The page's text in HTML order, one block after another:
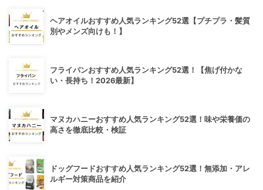
ヘアオイルおすすめ人気ランキング52選【プチプラ・髪質
別やメンズ向けも！】
フライパンおすすめ人気ランキング52選！【焦げ付かな
い・長持ち！2026最新】
マヌカハニーおすすめ人気ランキング52選！味や栄養価の
高さを徹底比較・検証
ドッグフードおすすめ人気ランキング52選！無添加・アレ
ルギー対策商品を紹介